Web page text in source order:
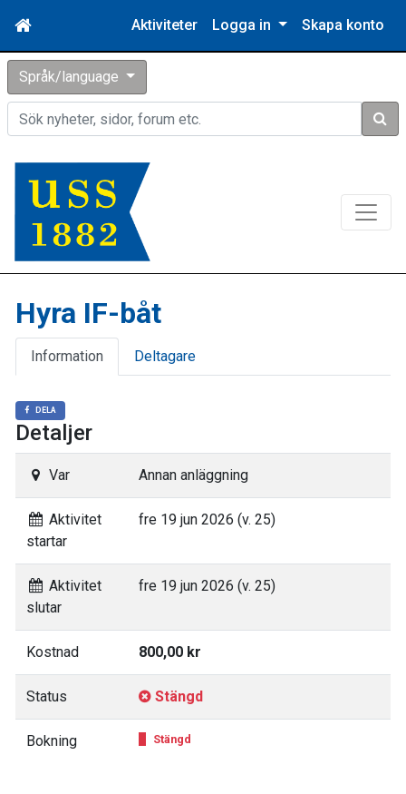
Aktiviteter Logga in Skapa konto
Språk/language
Sök
Hyra IF-båt
Information Deltagare
DELA
Detaljer
Var Annan anläggning
Aktivitet
startar
fre 19 jun 2026 (v. 25)
Aktivitet
slutar
fre 19 jun 2026 (v. 25)
Kostnad 800,00 kr
Status Stängd
Bokning Stängd